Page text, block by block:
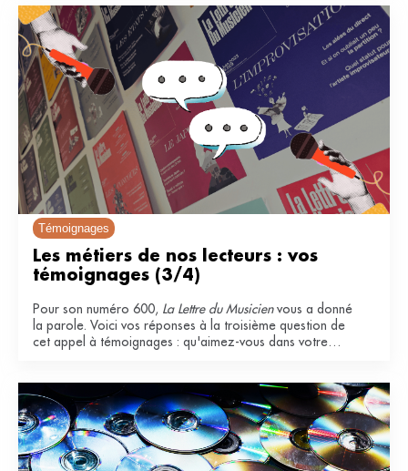
Témoignages
Les métiers de nos lecteurs : vos
témoignages (3/4)
Pour son numéro 600, La Lettre du Musicienvous a donné
la parole. Voici vos réponses à la troisième question de
cet appel à témoignages : qu'aimez-vous dans votre